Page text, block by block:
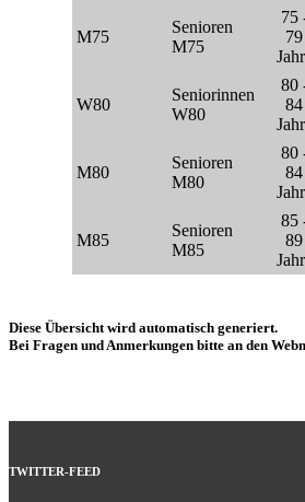
M75
Senioren
M75
75
79
W80
Seniorinnen
W80
80
84
M80
Senioren
M80
80
84
M85
Senioren
M85
85
89
Diese Übersicht wird automatisch generiert.
Bei Fragen und Anmerkungen bitte an den
TWITTER-FEED